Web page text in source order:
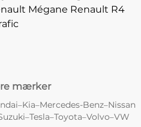
Mégane Renault R4
mærker
–Kia–Mercedes-Benz–Nissan
–Tesla–Toyota–Volvo–VW